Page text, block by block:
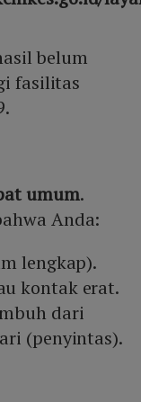
belum
fasilitas
umum.
Anda:
lengkap).
kontak erat.
dari
(penyintas).